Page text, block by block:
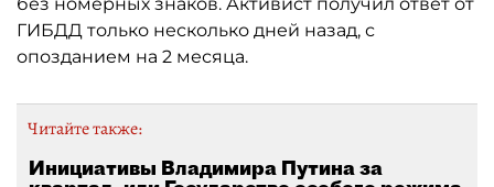
ГИБДД только несколько дней назад, с
опозданием на 2 месяца.
Читайте также:
Инициативы Владимира Путина за